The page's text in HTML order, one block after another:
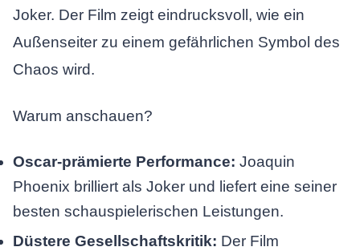
Joker. Der Film zeigt eindrucksvoll, wie ein
Außenseiter zu einem gefährlichen Symbol des
Chaos wird.
Warum anschauen?
Oscar-prämierte Performance: Joaquin
Phoenix brilliert als Joker und liefert eine seiner
besten schauspielerischen Leistungen.
Düstere Gesellschaftskritik: Der Film